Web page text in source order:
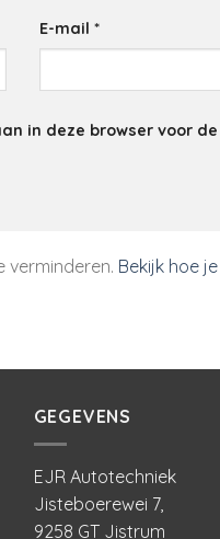
E-mail*
in deze browser voor
verminderen. Bekijk hoe
GEGEVENS
EJR Autotechniek
Jisteboerewei 7,
9258 GT Jistrum